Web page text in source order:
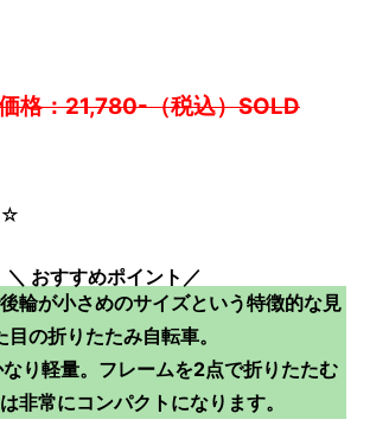
格：21,780-（税込）SOLD
＼ おすすめポイント／
輪が小さめのサイズという特徴的な見
目の折りたたみ自転車。
り軽量。フレームを2点で折りたたむ
非常にコンパクトになります。